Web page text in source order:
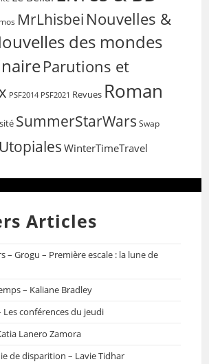
MrLhisbei Nouvelles &
des mondes
Parutions et
PSF2014 PSF2021 Revues Roman
SummerStarWars Swap
Utopiales WinterTimeTravel
Articles
– Grogu – Première escale : la lune de
– Kaliane Bradley
Les conférences du jeudi
Lanero Zamora
de disparition – Lavie Tidhar